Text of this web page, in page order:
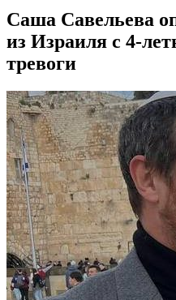
Саша Савельева
из Израиля с 4-
тревоги